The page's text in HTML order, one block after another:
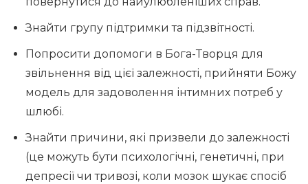
Знайти групу підтримки та підзвітності.
Попросити допомоги в Бога-Творця для
звільнення від цієї залежності, прийняти Божу
модель для задоволення інтимних потреб у
шлюбі.
Знайти причини, які призвели до залежності
(це можуть бути психологічні, генетичні, при
депресії чи тривозі, коли мозок шукає спосіб